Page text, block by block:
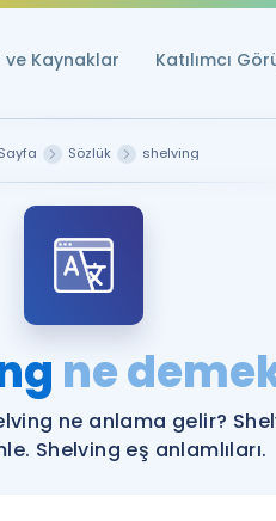
Kaynaklar Katılımcı
YDS
YDS ve
Tüm
Sözlük shelving
ne
ne anlama gelir?
Shelving eş anlamlıları.